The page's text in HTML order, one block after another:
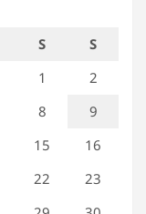
S
S
1
2
8
9
15
16
22
23